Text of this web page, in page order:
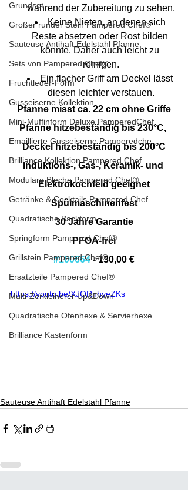
Grundset
Großer runder Stein Pampered Chef®
Sauteuse Antihaft Edelstahl Pfanne
Sets von Pampered Chef®
Fruchtleder-Form
Gusseiserne Kollektion
Mini-Muffinform Deluxe PamperedChef
Emaillierte Gusseiserne Pamperedche
Brilliance Kollektion Pampered Chef
Modulare Bleche Pampered Chef®
Getränke & Cocktails Pampered Chef
Quadratische Backform
Springform Pampered Chef®
Grillstein Pampered Chef®
Ersatzteile Pampered Chef®
Multi-Zerkleinerer Up&Down
Quadratische Ofenhexe & Servierhexe
Brilliance Kastenform
während der Zubereitung zu sehen.
Keine Nieten, an denen sich
Reste absetzen oder Rost bilden
könnte. Daher auch leicht zu
reinigen.
Ein flacher Griff am Deckel lässt
diesen leichter verstauen.
Pfanne misst ca. 22 cm ohne Griffe
Pfanne hitzebeständig bis 230°C,
Deckel hitzebeständig bis 200°C
Induktions-, Gas-, Keramik- und
Elektrokochfeld geeignet
Spülmaschinenfest
30 Jahre Garantie
PFOA-frei
#100664 - 130,00 €
https://youtu.be/XJQRnhyeZKs
Sauteuse Antihaft Edelstahl Pfanne